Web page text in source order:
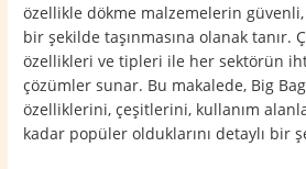
özellikle dökme malzemelerin
bir şekilde taşınmasına olanak tanır.
özellikleri ve tipleri ile her sektörün
çözümler sunar. Bu makalede, Big
özelliklerini, çeşitlerini, kullanım
kadar popüler olduklarını detaylı bir